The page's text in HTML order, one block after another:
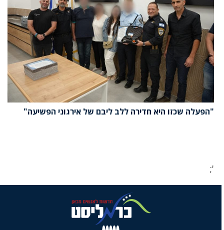
"הפעלה שכזו היא חדירה ללב ליבם של אירגוני הפשיעה"
';